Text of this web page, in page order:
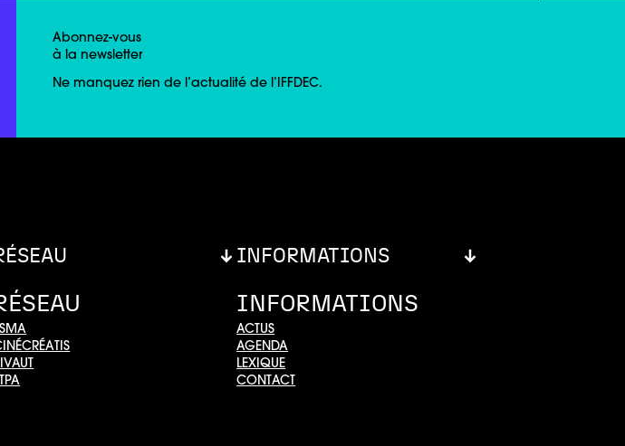
Abonnez-vous
à la newsletter
Ne manquez rien de l’actualité de l’IFFDEC.
INFORMATIONS
INFORMATIONS
ACTUS
AGENDA
LEXIQUE
CONTACT